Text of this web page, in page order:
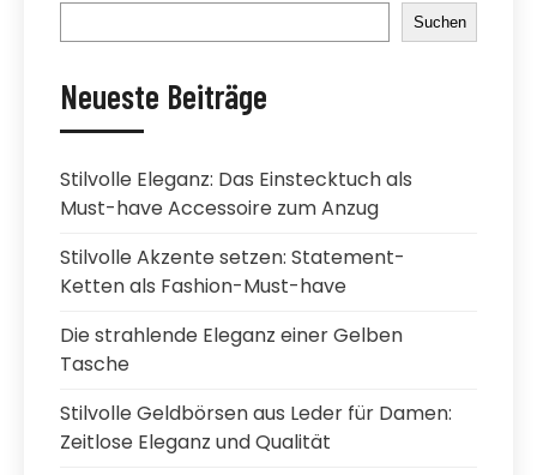
Suchen
Neueste Beiträge
Stilvolle Eleganz: Das Einstecktuch als
Must-have Accessoire zum Anzug
Stilvolle Akzente setzen: Statement-
Ketten als Fashion-Must-have
Die strahlende Eleganz einer Gelben
Tasche
Stilvolle Geldbörsen aus Leder für Damen:
Zeitlose Eleganz und Qualität